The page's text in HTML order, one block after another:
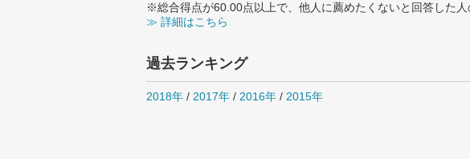
※総合得点が60.00点以上で、他人に薦めたくないと回答した
≫ 詳細はこちら
過去ランキング
2018年 / 2017年 / 2016年 / 2015年